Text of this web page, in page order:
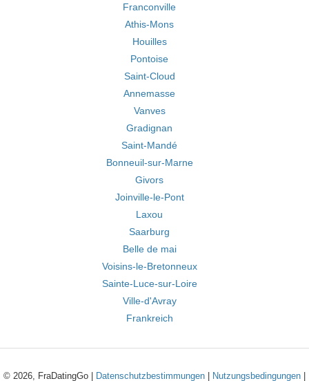
Franconville
Athis-Mons
Houilles
Pontoise
Saint-Cloud
Annemasse
Vanves
Gradignan
Saint-Mandé
Bonneuil-sur-Marne
Givors
Joinville-le-Pont
Laxou
Saarburg
Belle de mai
Voisins-le-Bretonneux
Sainte-Luce-sur-Loire
Ville-d'Avray
Frankreich
© 2026, FraDatingGo | Datenschutzbestimmungen Nutzungsbedingungen